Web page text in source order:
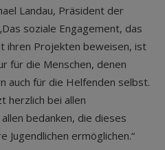
Landau, Präsident der
soziale Engagement, das
ihren Projekten beweisen, ist
für die Menschen, denen
auch für die Helfenden selbst.
herzlich bei allen
bedanken, die dieses
ermöglichen.“